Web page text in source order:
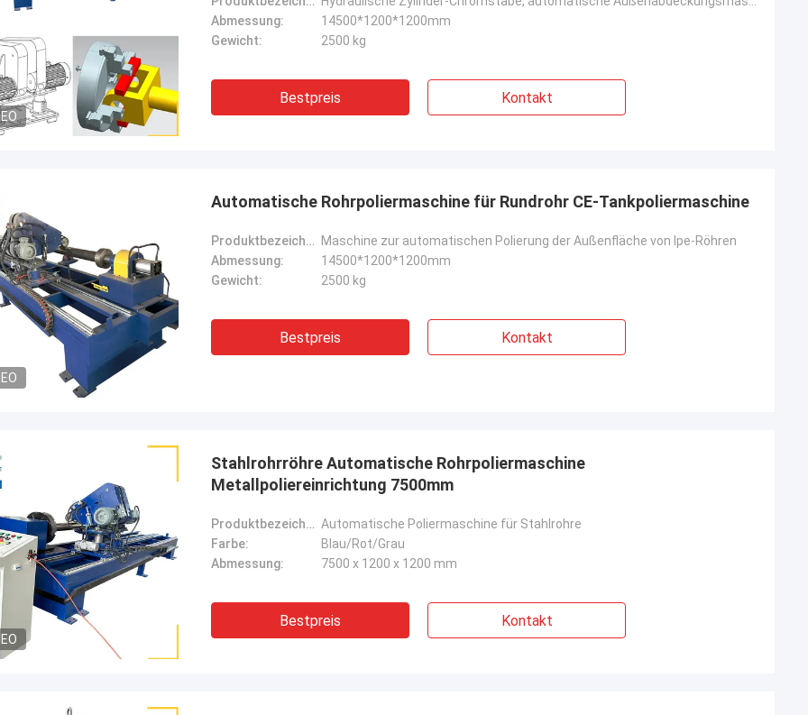
Abmessung:
14500*1200*1200mm
Gewicht:
2500 kg
Bestpreis Kontakt
Automatische Rohrpoliermaschine für Rundrohr CE-Tankpoliermaschine
Produktbezeichnung:
Maschine zur automatischen Polierung der Außenfläche von Ipe-Röhren
Abmessung:
14500*1200*1200mm
Gewicht:
2500 kg
Bestpreis Kontakt
Stahlrohrröhre Automatische Rohrpoliermaschine
Metallpoliereinrichtung 7500mm
Produktbezeichnung: Automatische Poliermaschine für Stahlrohre
Farbe:
Blau/Rot/Grau
Abmessung:
7500 x 1200 x 1200 mm
Bestpreis Kontakt